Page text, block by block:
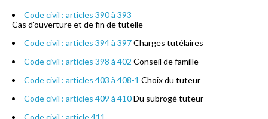
Code civil : articles 390 à 393
Cas d'ouverture et de fin de tutelle
Code civil : articles 394 à 397Charges tutélaires
Code civil : articles 398 à 402 Conseil de famille
Code civil : articles 403 à 408-1 Choix du tuteur
Code civil : articles 409 à 410Du subrogé tuteur
Code civil : article 411